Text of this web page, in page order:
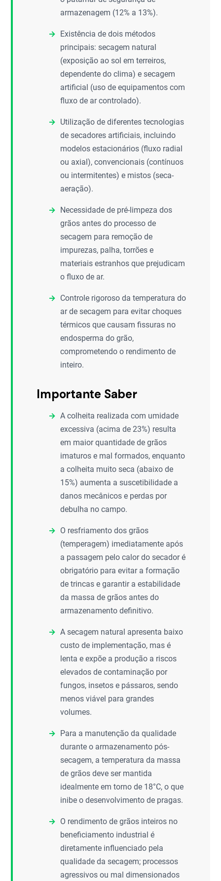
armazenagem (12% a 13%).
Existência de dois métodos
principais: secagem natural
(exposição ao sol em terreiros,
dependente do clima) e secagem
artificial (uso de equipamentos com
fluxo de ar controlado).
Utilização de diferentes tecnologias
de secadores artificiais, incluindo
modelos estacionários (fluxo radial
ou axial), convencionais (contínuos
ou intermitentes) e mistos (seca-
aeração).
Necessidade de pré-limpeza dos
grãos antes do processo de
secagem para remoção de
impurezas, palha, torrões e
materiais estranhos que prejudicam
o fluxo de ar.
Controle rigoroso da temperatura do
ar de secagem para evitar choques
térmicos que causam fissuras no
endosperma do grão,
comprometendo o rendimento de
inteiro.
Importante Saber
A colheita realizada com umidade
excessiva (acima de 23%) resulta
em maior quantidade de grãos
imaturos e mal formados, enquanto
a colheita muito seca (abaixo de
15%) aumenta a suscetibilidade a
danos mecânicos e perdas por
debulha no campo.
O resfriamento dos grãos
(temperagem) imediatamente após
a passagem pelo calor do secador é
obrigatório para evitar a formação
de trincas e garantir a estabilidade
da massa de grãos antes do
armazenamento definitivo.
A secagem natural apresenta baixo
custo de implementação, mas é
lenta e expõe a produção a riscos
elevados de contaminação por
fungos, insetos e pássaros, sendo
menos viável para grandes
volumes.
Para a manutenção da qualidade
durante o armazenamento pós-
secagem, a temperatura da massa
de grãos deve ser mantida
idealmente em torno de 18°C, o que
inibe o desenvolvimento de pragas.
O rendimento de grãos inteiros no
beneficiamento industrial é
diretamente influenciado pela
qualidade da secagem; processos
agressivos ou mal dimensionados